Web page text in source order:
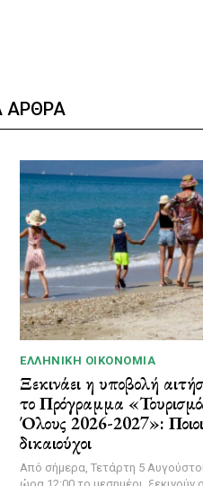
ΑΡΘΡΑ
ΕΛΛΗΝΙΚΉ ΟΙΚΟΝΟΜΊΑ
Ξεκινάει η υποβολή
το Πρόγραμμα
Όλους 2026-2027»: Ποιοι
δικαιούχοι
Από σήμερα, Τετάρτη 5